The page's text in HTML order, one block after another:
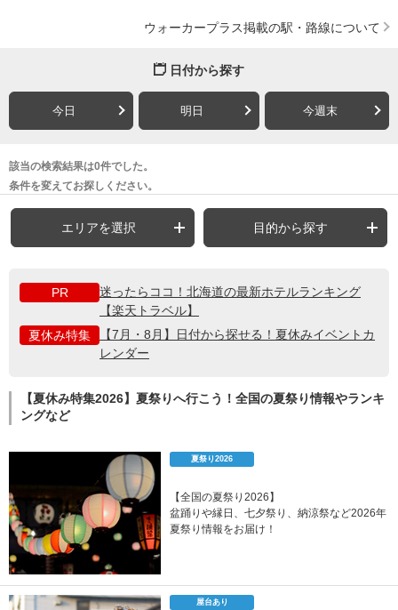
ウォーカープラス掲載の駅・路線について
日付から探す
今日 明日 今週末
該当の検索結果は0件でした。
条件を変えてお探しください。
エリアを選択 目的から探す
PR
迷ったらココ！北海道の最新ホテルランキング
【楽天トラベル】
夏休み特集
【7月・8月】日付から探せる！夏休みイベントカ
レンダー
【夏休み特集2026】夏祭りへ行こう！全国の夏祭り情報やランキ
ングなど
夏祭り2026
【全国の夏祭り2026】
盆踊りや縁日、七夕祭り、納涼祭など2026年
夏祭り情報をお届け！
屋台あり